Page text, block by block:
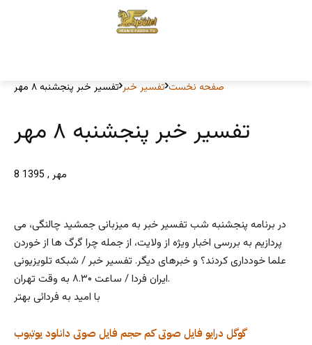
صفحه نخست تفسیر خبر تفسیر خبر پنجشنبه ۸ مهر
تفسیر خبر پنجشنبه ۸ مهر
8 مهر , 1395
در برنامه پنجشنبه شب تفسیر خبر به میزبانی جمشید چالنگی، می
پردازیم به بررسی اخبار ویژه از ولایت، از جمله چرا گرگ ها از خوردن
علما خودداری کردند؟ و خبرهای دیگر. تفسیر خبر / شبکه تلویزیونی
ایران فردا / ساعت ۸.۳۰ به وقت تهران.
با امید به فردائی بهتر
یوتیوب دانلود فایل صوتی فایل صوتی کم حجم گوگل درایو